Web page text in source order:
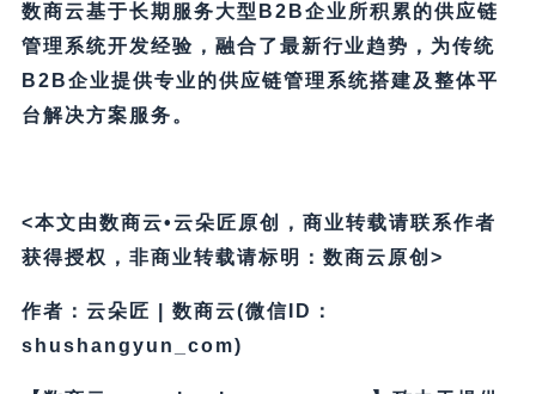
数商云基于长期服务大型B2B企业所积累的供应链
管理系统开发经验，融合了最新行业趋势，为传统
B2B企业提供专业的供应链管理系统搭建及整体平
台解决方案服务。
<本文由数商云•云朵匠原创，商业转载请联系作者
获得授权，非商业转载请标明：数商云原创>
作者：云朵匠 | 数商云(微信ID：
shushangyun_com)